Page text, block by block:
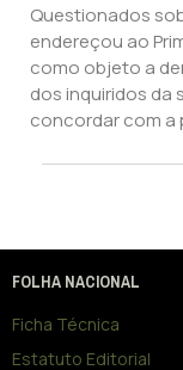
Questionados
endereçou ao
como objeto a
dos inquiridos da
concordar com a
FOLHA NACIONAL
Ficha Técnica
Estatuto Editorial